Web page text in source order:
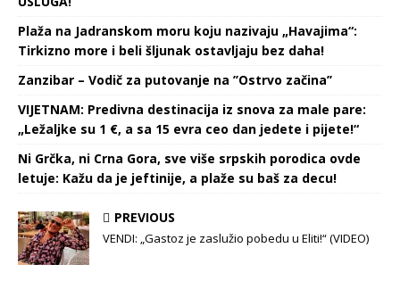
Plaža na Jadranskom moru koju nazivaju „Havajima“:
Tirkizno more i beli šljunak ostavljaju bez daha!
Zanzibar – Vodič za putovanje na ’’Ostrvo začina’’
VIJETNAM: Predivna destinacija iz snova za male pare:
„Ležaljke su 1 €, a sa 15 evra ceo dan jedete i pijete!“
Ni Grčka, ni Crna Gora, sve više srpskih porodica ovde
letuje: Kažu da je jeftinije, a plaže su baš za decu!
PREVIOUS
VENDI: „Gastoz je zaslužio pobedu u Eliti!“ (VIDEO)